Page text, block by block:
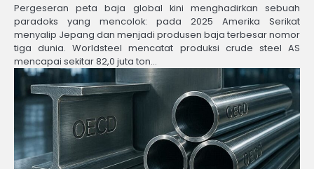
Pergeseran peta baja global kini menghadirkan sebuah
paradoks yang mencolok: pada 2025 Amerika Serikat
menyalip Jepang dan menjadi produsen baja terbesar nomor
tiga dunia. Worldsteel mencatat produksi crude steel AS
mencapai sekitar 82,0 juta ton…